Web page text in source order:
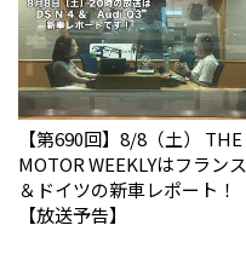
【第690回】8/8（土） THE
MOTOR WEEKLYはフランス
＆ドイツの新車レポート！
【放送予告】